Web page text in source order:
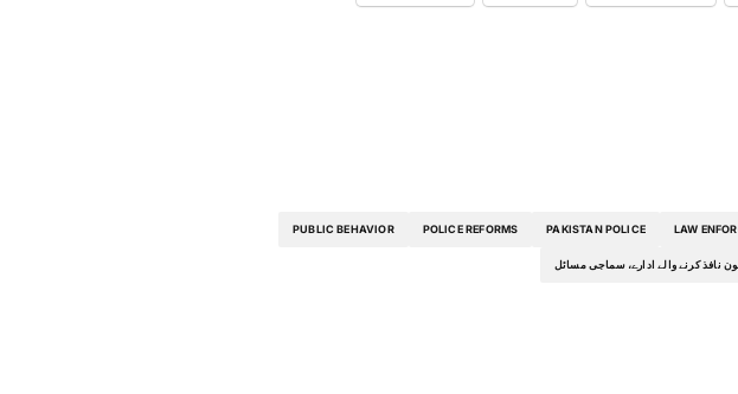
LAW
PAKISTAN POLICE
POLICE REFORMS
PUBLIC BEHAVIOR
نافذ کرنے والے ادارے، سماجی مسائل